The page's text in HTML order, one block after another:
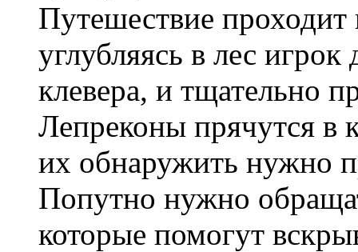
Путешествие
углубляясь в лес
клевера, и тщательно
Лепреконы прячутся в
их обнаружить нужно
Попутно нужно
которые помогут